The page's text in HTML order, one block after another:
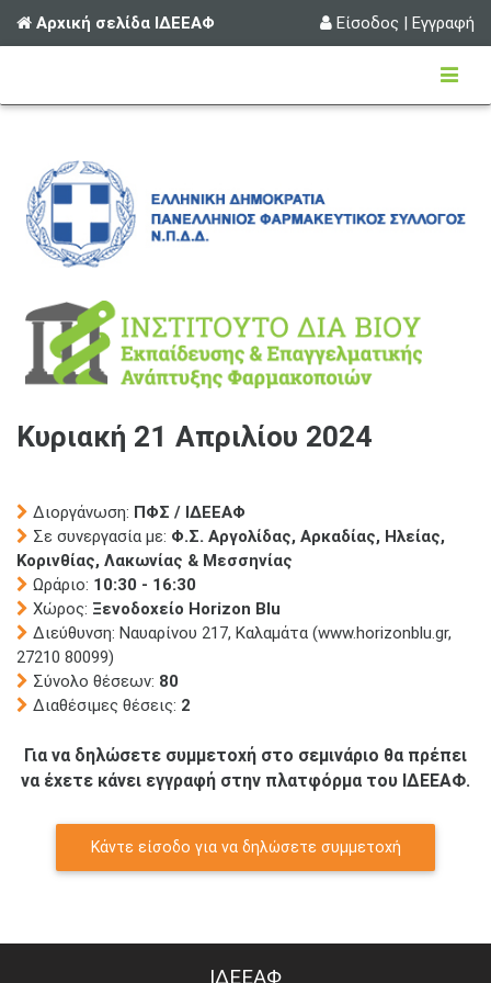
Αρχική σελίδα ΙΔΕΕΑΦ Είσοδος | Εγγραφή
Κυριακή 21 Απριλίου 2024
Διοργάνωση: ΠΦΣ / ΙΔΕΕΑΦ
Σε συνεργασία με: Φ.Σ. Αργολίδας, Αρκαδίας, Ηλείας,
Κορινθίας, Λακωνίας & Μεσσηνίας
Ωράριο: 10:30 - 16:30
Χώρος: Ξενοδοχείο Horizon Blu
Διεύθυνση: Ναυαρίνου 217, Καλαμάτα (www.horizonblu.gr,
27210 80099)
Σύνολο θέσεων: 80
Διαθέσιμες θέσεις: 2
Για να δηλώσετε συμμετοχή στο σεμινάριο θα πρέπει
να έχετε κάνει εγγραφή στην πλατφόρμα του ΙΔΕΕΑΦ.
Κάντε είσοδο για να δηλώσετε συμμετοχή
ΙΔΕΕΑΦ